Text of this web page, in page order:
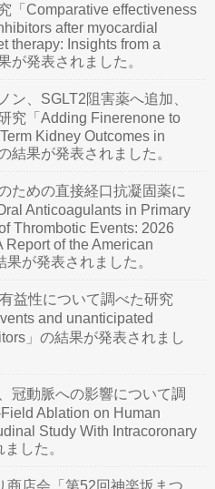
「Comparative effectiveness
after myocardial
therapy: Insights from a
が発表されました。
ン、SGLT2阻害薬へ追加、
究「Adding Finerenone to
Kidney Outcomes in
結果が発表されました。
ための直接経口抗凝固薬に
Anticoagulants in Primary
Thrombotic Events: 2026
of the American
が発表されました。
益性について調べた研究
and unanticipated
」の結果が発表されまし
冠動脈への影響について調
Ablation on Human
Study With Intracoronary
した。